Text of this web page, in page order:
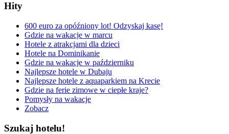
Hity
600 euro za opóźniony lot! Odzyskaj kasę!
Gdzie na wakacje w marcu
Hotele z atrakcjami dla dzieci
Hotele na Dominikanie
Gdzie na wakacje w październiku
Najlepsze hotele w Dubaju
Najlepsze hotele z aquaparkiem na Krecie
Gdzie na ferie zimowe w ciepłe kraje?
Pomysły na wakacje
Zobacz
Szukaj hotelu!